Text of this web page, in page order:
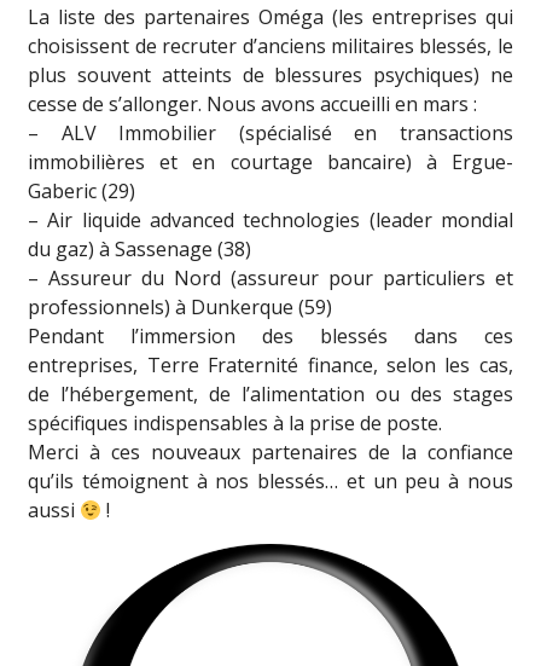
La liste des partenaires Oméga (les entreprises qui
choisissent de recruter d’anciens militaires blessés, le
plus souvent atteints de blessures psychiques) ne
cesse de s’allonger. Nous avons accueilli en mars :
– ALV Immobilier (spécialisé en transactions
immobilières et en courtage bancaire) à Ergue-
Gaberic (29)
– Air liquide advanced technologies (leader mondial
du gaz) à Sassenage (38)
– Assureur du Nord (assureur pour particuliers et
professionnels) à Dunkerque (59)
Pendant l’immersion des blessés dans ces
entreprises, Terre Fraternité finance, selon les cas,
de l’hébergement, de l’alimentation ou des stages
spécifiques indispensables à la prise de poste.
Merci à ces nouveaux partenaires de la confiance
qu’ils témoignent à nos blessés… et un peu à nous
aussi
!